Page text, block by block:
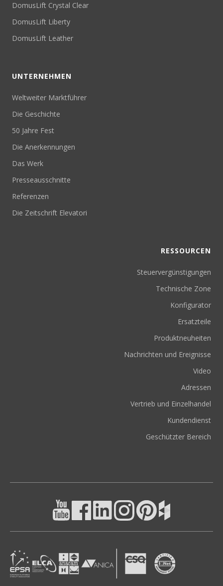
DomusLift Crystal Clear
DomusLift Liberty
DomusLift Leather
UNTERNEHMEN
Weltweiter Marktführer
Die Geschichte
50 Jahre Fest
Die Anerkennungen
Das Werk
Presseausschnitte
Referenzen
Die Zeitschrift Elevatori
RESSOURCEN
Steuervergünstigungen
Technische Zone
Konfigurator
Ersatzteile
Produktneuheiten
Nachrichten und Ereignisse
Video
Adressen
Vertrieb und Einzelhandel
Kundendienst
Geschützter Bereich